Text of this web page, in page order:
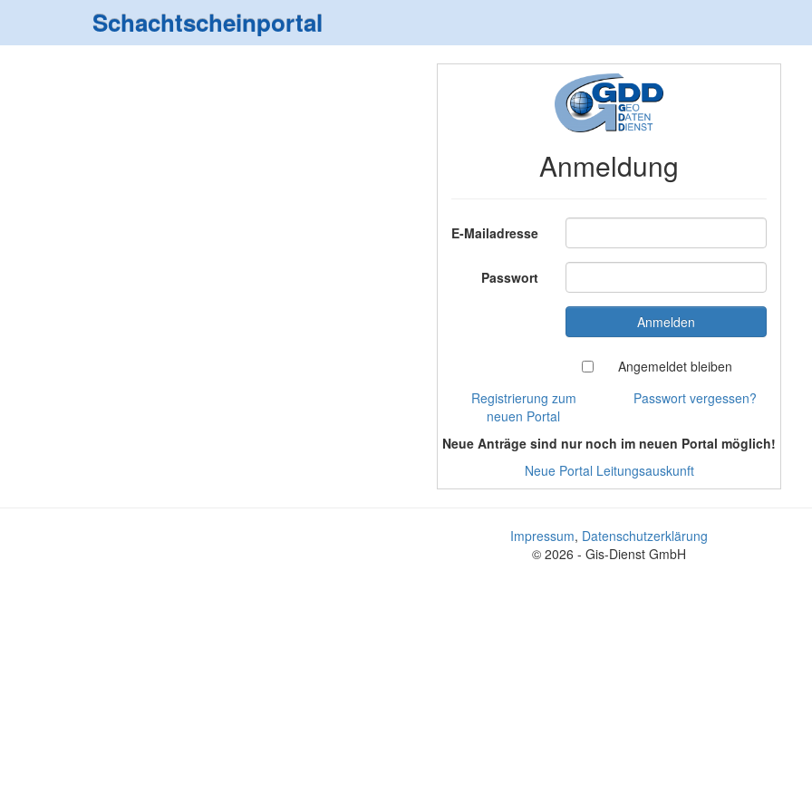
Schachtscheinportal
Anmeldung
E-Mailadresse
Passwort
Angemeldet bleiben
Registrierung zum
neuen Portal
Passwort vergessen?
Neue Anträge sind nur noch im neuen Portal möglich!
Neue Portal Leitungsauskunft
Impressum, Datenschutzerklärung
© 2026 - Gis-Dienst GmbH